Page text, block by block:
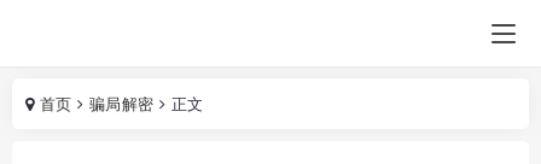
首页 骗局解密 正文